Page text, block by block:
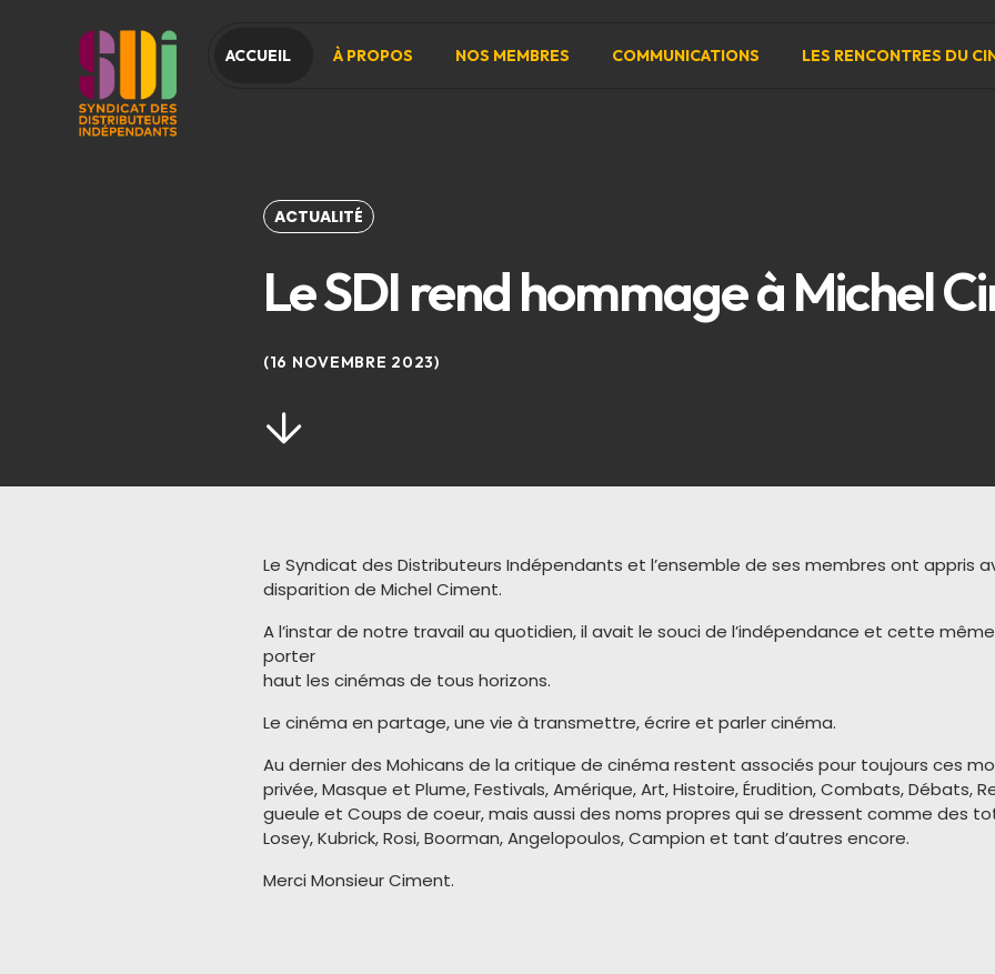
ACCUEIL À PROPOS NOS MEMBRES COMMUNICATIONS LES RENCONTRES DU
ACTUALITÉ
Le SDI rend hommage à Michel
16 NOVEMBRE 2023
Le Syndicat des Distributeurs Indépendants et l’ensemble de ses membres ont appris
disparition de Michel Ciment.
A l’instar de notre travail au quotidien, il avait le souci de l’indépendance et cette
porter
haut les cinémas de tous horizons.
Le cinéma en partage, une vie à transmettre, écrire et parler cinéma.
Au dernier des Mohicans de la critique de cinéma restent associés pour toujours ces
privée, Masque et Plume, Festivals, Amérique, Art, Histoire, Érudition, Combats, Débats,
gueule et Coups de coeur, mais aussi des noms propres qui se dressent comme des
Losey, Kubrick, Rosi, Boorman, Angelopoulos, Campion et tant d’autres encore.
Merci Monsieur Ciment.